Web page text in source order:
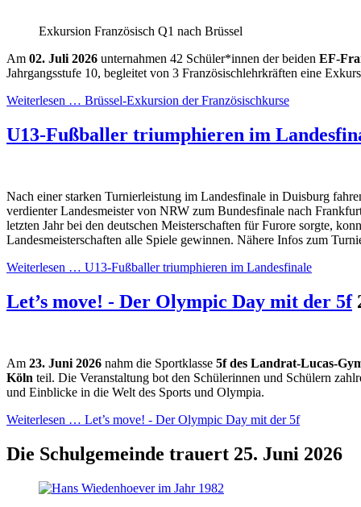
Exkursion Französisch Q1 nach Brüssel
Am 02. Juli 2026 unternahmen 42 Schüler*innen der beiden EF-
Jahrgangsstufe 10, begleitet von 3 Französischlehrkräften eine
Weiterlesen … Brüssel-Exkursion der Französischkurse
U13-Fußballer triumphieren im
Nach einer starken Turnierleistung im Landesfinale in Duisburg
verdienter Landesmeister von NRW zum Bundesfinale nach
letzten Jahr bei den deutschen Meisterschaften für Furore sorgte,
Landesmeisterschaften alle Spiele gewinnen. Nähere Infos zum
Weiterlesen … U13-Fußballer triumphieren im Landesfinale
Let’s move! - Der Olympic Day mit der 5f
Am 23. Juni 2026 nahm die Sportklasse 5f des Landrat-Lucas-
Köln teil. Die Veranstaltung bot den Schülerinnen und Schülern
und Einblicke in die Welt des Sports und Olympia.
Weiterlesen … Let’s move! - Der Olympic Day mit der 5f
Die Schulgemeinde trauert 25. Juni 2026